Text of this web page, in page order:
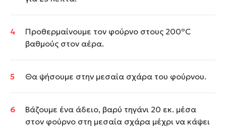
Προθερμαίνουμε τον φούρνο στους 200ºC
βαθμούς στον αέρα.
Θα ψήσουμε στην μεσαία σχάρα του φούρνου.
Βάζουμε ένα άδειο, βαρύ τηγάνι 20 εκ. μέσα
στον φούρνο στη μεσαία σχάρα μέχρι να κάψει